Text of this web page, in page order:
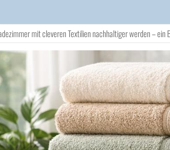
mit cleveren Textilien nachhaltiger werden – ein